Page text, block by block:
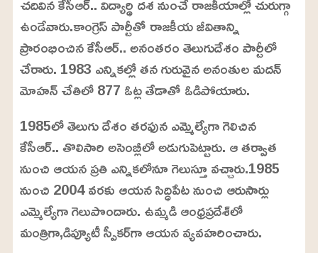
.
6
3
%
ఉండేవారు.కాంగ్రెస్ పార్టీతో రాజకీయ జీవితాన్ని
ప్రారంభించిన కేసీఆర్.. అనంతరం తెలుగుదేశం పార్టీలో
చేరారు. 1983 ఎన్నికల్లో తన గురువైన అనంతుల మదన్
మోహన్‌ చేతిలో 877 ఓట్ల తేడాతో ఓడిపోయారు.
1985లో తెలుగు దేశం తరఫున ఎమ్మెల్యేగా గెలిచిన
కేసీఆర్.. తొలిసారి అసెంబ్లీలో అడుగుపెట్టారు. ఆ తర్వాత
నుంచి ఆయన ప్రతి ఎన్నికలోనూ గెలుస్తూ వచ్చారు.1985
నుంచి 2004 వరకు ఆయన సిద్ధిపేట నుంచి ఆరుసార్లు
ఎమ్మెల్యేగా గెలుపొందారు. ఉమ్మడి ఆంధ్రప్రదేశ్‌లో
మంత్రిగా,డిప్యూటీ స్పీకర్‌గా ఆయన వ్యవహరించారు.